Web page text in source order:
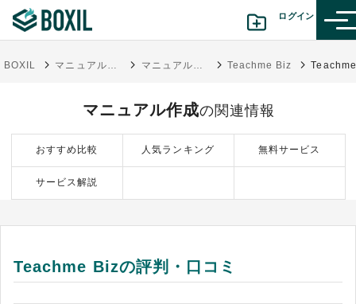
ログイン
診断から探す(β版)
記事から探す
BOXIL マニュアル作成ツール比較おすすめ23選 タイプ別の選び方・費用相場 マニュアル作成 Teachme Biz
マニュアル作成の関連情報
おすすめ比較 人気ランキング 無料サービス
サービス解説
Teachme Bizの評判・口コミ